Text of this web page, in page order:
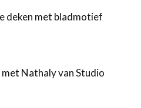
deken met bladmotief
met Nathaly van Studio